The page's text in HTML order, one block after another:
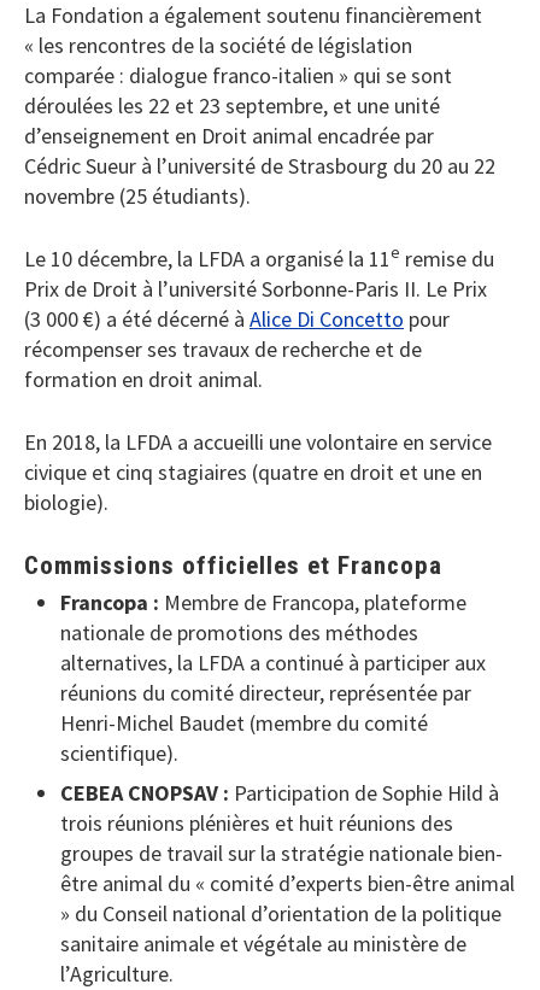
La Fondation a également soutenu financièrement
« les rencontres de la société de législation
comparée : dialogue franco-italien » qui se sont
déroulées les 22 et 23 septembre, et une unité
d’enseignement en Droit animal encadrée par
Cédric Sueur à l’université de Strasbourg du 20 au 22
novembre (25 étudiants).
Le 10 décembre, la LFDA a organisé la 11e remise du
Prix de Droit à l’université Sorbonne-Paris II. Le Prix
(3 000 €) a été décerné à Alice Di Concetto pour
récompenser ses travaux de recherche et de
formation en droit animal.
En 2018, la LFDA a accueilli une volontaire en service
civique et cinq stagiaires (quatre en droit et une en
biologie).
Commissions officielles et Francopa
Francopa : Membre de Francopa, plateforme
nationale de promotions des méthodes
alternatives, la LFDA a continué à participer aux
réunions du comité directeur, représentée par
Henri-Michel Baudet (membre du comité
scientifique).
CEBEA CNOPSAV : Participation de Sophie Hild à
trois réunions plénières et huit réunions des
groupes de travail sur la stratégie nationale bien-
être animal du « comité d’experts bien-être animal
» du Conseil national d’orientation de la politique
sanitaire animale et végétale au ministère de
l’Agriculture.